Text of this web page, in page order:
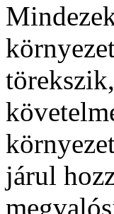
járul